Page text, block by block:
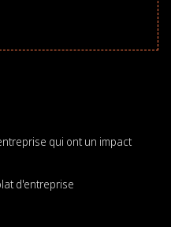
qui ont un impact
d'entreprise